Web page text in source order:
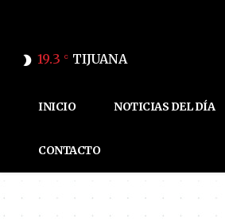
19.3 C TIJUANA
INICIO NOTICIAS DEL DÍA
CONTACTO